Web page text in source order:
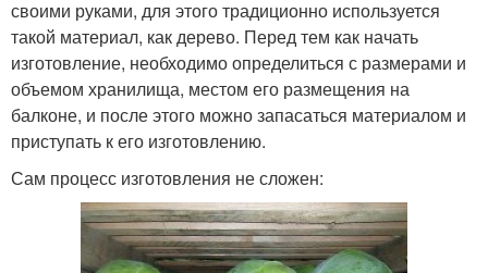
своими руками, для этого традиционно используется
такой материал, как дерево. Перед тем как начать
изготовление, необходимо определиться с размерами и
объемом хранилища, местом его размещения на
балконе, и после этого можно запасаться материалом и
приступать к его изготовлению.
Сам процесс изготовления не сложен: